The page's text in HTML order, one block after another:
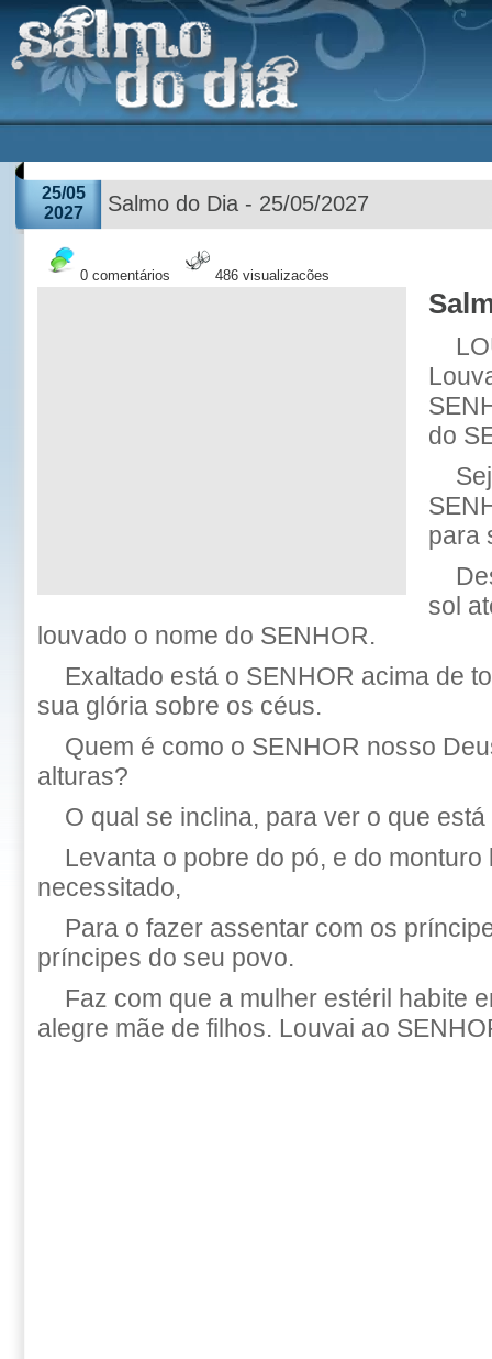
25/05
2027
Salmo do Dia - 25/05/2027
0 comentários 486 visualizações
do
para
sol
louvado o nome do SENHOR.
Exaltado está o SENHOR acima de
sua glória sobre os céus.
Quem é como o SENHOR nosso
alturas?
O qual se inclina, para ver o que
Levanta o pobre do pó, e do monturo
necessitado,
Para o fazer assentar com os
príncipes do seu povo.
Faz com que a mulher estéril habite
alegre mãe de filhos. Louvai ao